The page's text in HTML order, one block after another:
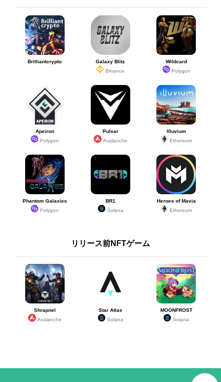
Brilliantcrypto
Galaxy Blitz
Binance
Wildcard
Polygon
Apeiron
Polygon
Pulsar
Avalanche
Illuvium
Ethereum
Phantom Galaxies
Polygon
BR1
Solana
Heroes of Mavia
Ethereum
リリース前NFTゲーム
Shrapnel
Avalanche
Star Atlas
Solana
MOONFROST
Solana